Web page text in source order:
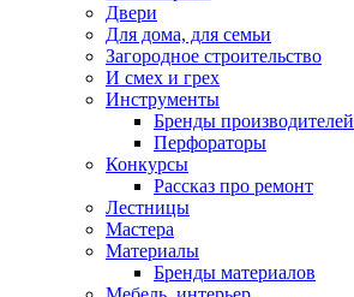
Двери
Для дома, для семьи
Загородное строительство
И смех и грех
Инструменты
Бренды производителей
Перфораторы
Конкурсы
Рассказ про ремонт
Лестницы
Мастера
Материалы
Бренды материалов